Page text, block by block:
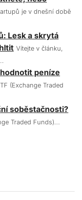
je v dnešní době
Lesk a skrytá
Vítejte v článku,
peníze
(Exchange Traded
soběstačnosti?
Traded Funds)...